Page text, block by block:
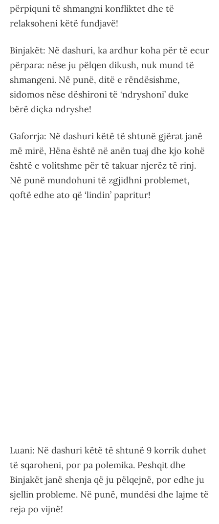
përpiquni të shmangni konfliktet dhe të
relaksoheni këtë fundjavë!
Binjakët: Në dashuri, ka ardhur koha për të ecur
përpara: nëse ju pëlqen dikush, nuk mund të
shmangeni. Në punë, ditë e rëndësishme,
sidomos nëse dëshironi të ‘ndryshoni’ duke
bërë diçka ndryshe!
Gaforrja: Në dashuri këtë të shtunë gjërat janë
më mirë, Hëna është në anën tuaj dhe kjo kohë
është e volitshme për të takuar njerëz të rinj.
Në punë mundohuni të zgjidhni problemet,
qoftë edhe ato që ‘lindin’ papritur!
Luani: Në dashuri këtë të shtunë 9 korrik duhet
të sqaroheni, por pa polemika. Peshqit dhe
Binjakët janë shenja që ju pëlqejnë, por edhe ju
sjellin probleme. Në punë, mundësi dhe lajme të
reja po vijnë!